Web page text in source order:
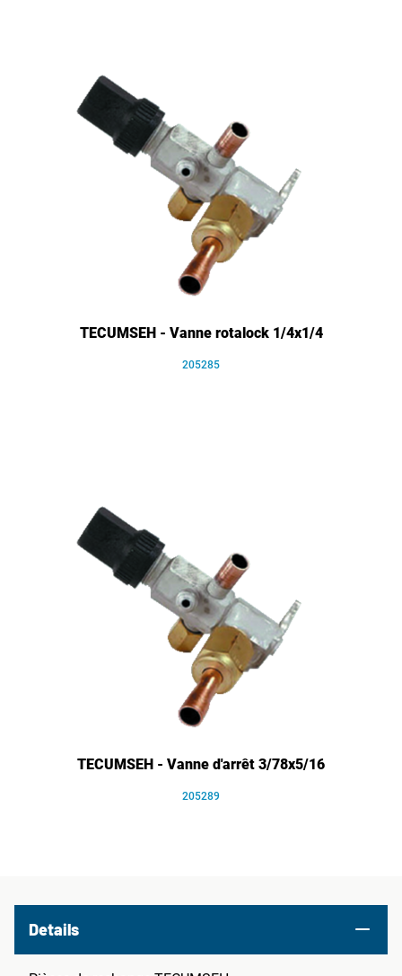
TECUMSEH - Vanne rotalock 1/4x1/4
205285
TECUMSEH - Vanne d'arrêt 3/78x5/16
205289
Details